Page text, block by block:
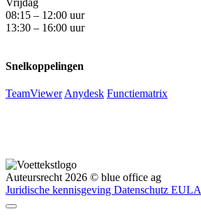
08:15 – 12:00 uur
13:30 – 16:00 uur
Snelkoppelingen
TeamViewer Anydesk Functiematrix
Auteursrecht 2026 © blue office ag
Juridische kennisgeving Datenschutz EULA